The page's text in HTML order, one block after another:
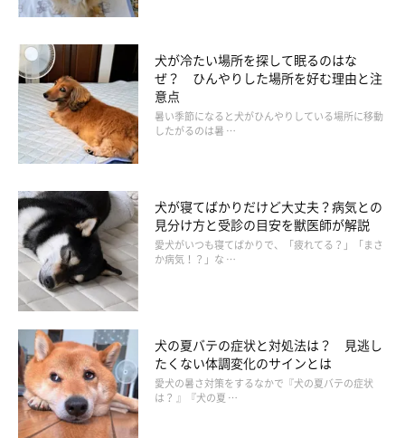
犬が冷たい場所を探して眠るのはな
ぜ？ ひんやりした場所を好む理由と注
意点
暑い季節になると犬がひんやりしている場所に移動
したがるのは暑 …
犬が寝てばかりだけど大丈夫？病気との
見分け方と受診の目安を獣医師が解説
愛犬がいつも寝てばかりで、「疲れてる？」「まさ
か病気！？」な …
犬の夏バテの症状と対処法は？ 見逃し
たくない体調変化のサインとは
愛犬の暑さ対策をするなかで『犬の夏バテの症状
は？ 』『犬の夏 …